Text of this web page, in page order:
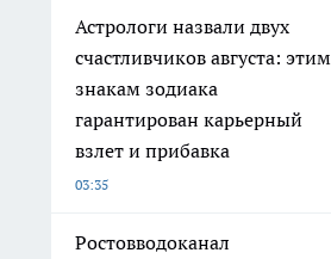
Астрологи назвали двух
счастливчиков августа: этим
знакам зодиака
гарантирован карьерный
взлет и прибавка
03:35
Ростовводоканал